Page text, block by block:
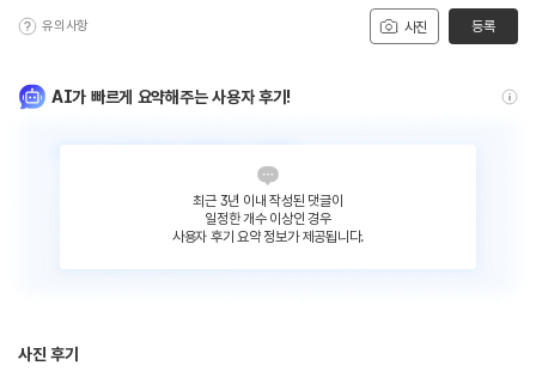
사진
유의사항 등록
AI가 빠르게 요약해주는 사용자 후기!
최근 3년 이내 작성된 댓글이
일정한 개수 이상인 경우
사용자 후기 요약 정보가 제공됩니다.
사진 후기